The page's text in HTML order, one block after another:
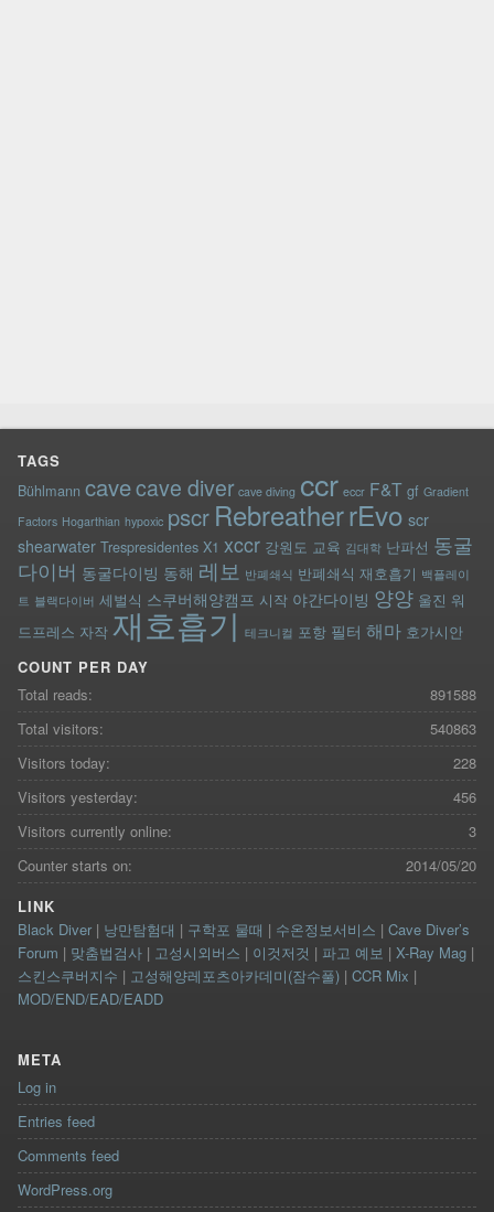
TAGS
Bühlmann cavecave diver cave diving ccr eccr F&T gf Gradient
Factors Hogarthian hypoxic pscr RebreatherrEvo scr
shearwater Trespresidentes X1 xccr 강원도 교육 김대학 난파선 동굴
다이버 동굴다이빙 동해 레보 반폐쇄식 반폐쇄식 재호흡기 백플레이
트 블랙다이버 세벌식 스쿠버해양캠프 시작 야간다이빙 양양 울진 워
드프레스 자작 재호흡기 테크니컬 포항 필터 해마 호가시안
COUNT PER DAY
891588
Total reads:
540863
Total visitors:
228
Visitors today:
456
Visitors yesterday:
3
Visitors currently online:
2014/05/20
Counter starts on:
LINK
Black Diver| 낭만탐험대 | 구학포 물때 | 수온정보서비스 | Cave Diver’s
Forum | 맞춤법검사| 고성시외버스 | 이것저것 | 파고 예보 | X-Ray Mag|
스킨스쿠버지수 | 고성해양레포츠아카데미(잠수풀)| CCR Mix |
MOD/END/EAD/EADD
META
Log in
Entries feed
Comments feed
WordPress.org